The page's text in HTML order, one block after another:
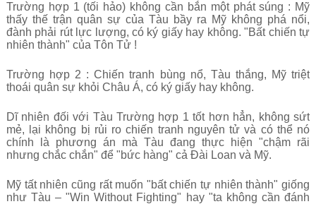
Trường hợp 1 (tối hảo) không cần bắn một phát súng : Mỹ
thấy thế trận quân sự của Tàu bầy ra Mỹ không phá nổi,
đành phải rút lực lượng, có ký giấy hay không. "Bất chiến tự
nhiên thành" của Tôn Tử !
Trường hợp 2 : Chiến tranh bùng nổ, Tàu thắng, Mỹ triệt
thoái quân sự khỏi Châu Á, có ký giấy hay không.
Dĩ nhiên đối với Tàu Trường hợp 1 tốt hơn hẳn, không sứt
mẻ, lại không bị rủi ro chiến tranh nguyên tử và có thể nó
chính là phương án mà Tàu đang thực hiện "chậm rãi
nhưng chắc chắn" để "bức hàng" cả Đài Loan và Mỹ.
Mỹ tất nhiên cũng rất muốn "bất chiến tự nhiên thành" giống
như Tàu – "Win Without Fighting" hay "ta không cần đánh